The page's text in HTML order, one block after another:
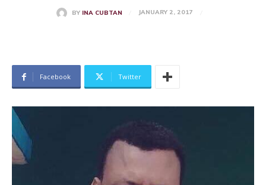
BY INA CUBTAN JANUARY 2, 2017
Facebook Twitter